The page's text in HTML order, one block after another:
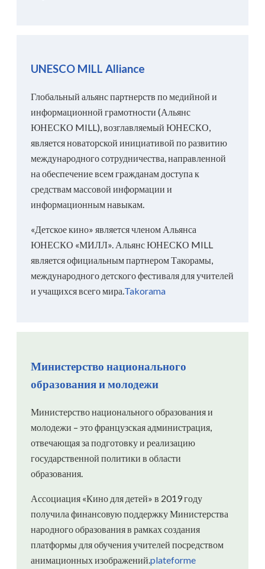
UNESCO MILL Alliance
Глобальный альянс партнерств по медийной и
информационной грамотности (Альянс
ЮНЕСКО MILL), возглавляемый ЮНЕСКО,
является новаторской инициативой по развитию
международного сотрудничества, направленной
на обеспечение всем гражданам доступа к
средствам массовой информации и
информационным навыкам.
«Детское кино» является членом Альянса
ЮНЕСКО «МИЛЛ». Альянс ЮНЕСКО MILL
является официальным партнером Такорамы,
международного детского фестиваля для учителей
и учащихся всего мира.Takorama
Министерство национального
образования и молодежи
Министерство национального образования и
молодежи – это французская администрация,
отвечающая за подготовку и реализацию
государственной политики в области
образования.
Ассоциация «Кино для детей» в 2019 году
получила финансовую поддержку Министерства
народного образования в рамках создания
платформы для обучения учителей посредством
анимационных изображений. plateforme